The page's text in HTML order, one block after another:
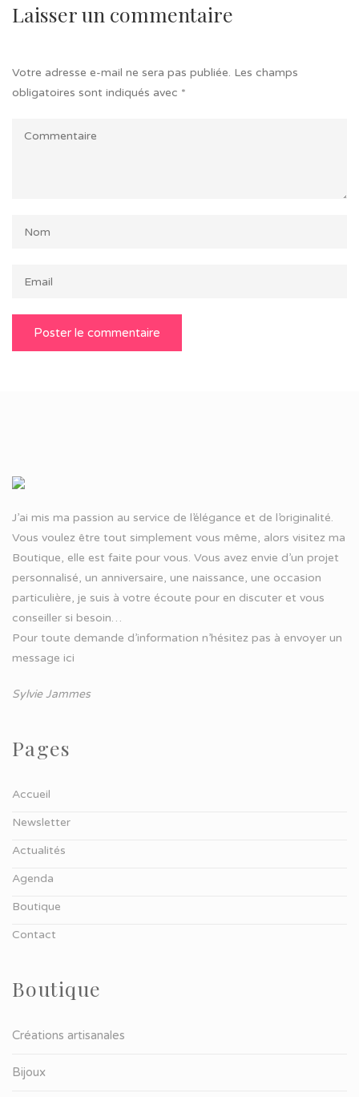
Laisser un commentaire
Votre adresse e-mail ne sera pas publiée. Les champs
obligatoires sont indiqués avec *
J’ai mis ma passion au service de l’élégance et de l’originalité.
Vous voulez être tout simplement vous même, alors visitez ma
Boutique, elle est faite pour vous. Vous avez envie d’un projet
personnalisé, un anniversaire, une naissance, une occasion
particulière, je suis à votre écoute pour en discuter et vous
conseiller si besoin…
Pour toute demande d’information n’hésitez pas à envoyer un
message ici
Sylvie Jammes
Pages
Accueil
Newsletter
Actualités
Agenda
Boutique
Contact
Boutique
Créations artisanales
Bijoux